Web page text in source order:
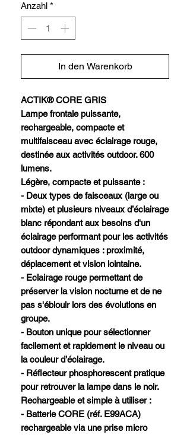
Anzahl *
In den Warenkorb
ACTIK® CORE GRIS
Lampe frontale puissante,
rechargeable, compacte et
multifaisceau avec éclairage rouge,
destinée aux activités outdoor. 600
lumens.
Légère, compacte et puissante :
- Deux types de faisceaux (large ou
mixte) et plusieurs niveaux d’éclairage
blanc répondant aux besoins d'un
éclairage performant pour les activités
outdoor dynamiques : proximité,
déplacement et vision lointaine.
- Eclairage rouge permettant de
préserver la vision nocturne et de ne
pas s'éblouir lors des évolutions en
groupe.
- Bouton unique pour sélectionner
facilement et rapidement le niveau ou
la couleur d’éclairage.
- Réflecteur phosphorescent pratique
pour retrouver la lampe dans le noir.
Rechargeable et simple à utiliser :
- Batterie CORE (réf. E99ACA)
rechargeable via une prise micro